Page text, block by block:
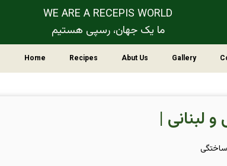
WE ARE A RECEPIS WORLD
ما یک جهان، رسپی هستیم
Gallery
Abut Us
Recipes
Home